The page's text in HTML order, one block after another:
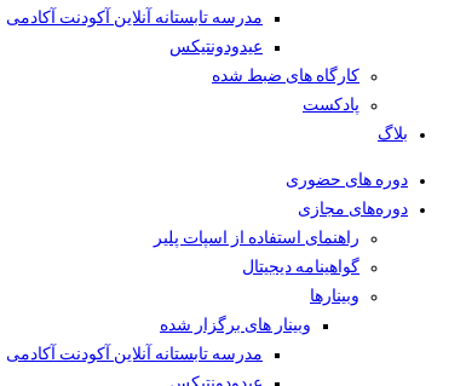
مدرسه تابستانه آنلاین آکودنت آکادمی
عیدودونتیکس
کارگاه های ضبط شده
پادکست
بلاگ
دوره های حضوری
دوره‌های مجازی
راهنمای استفاده از اسپات پلیر
گواهینامه دیجیتال
وبینار‌ها
وبینار های برگزار شده
مدرسه تابستانه آنلاین آکودنت آکادمی